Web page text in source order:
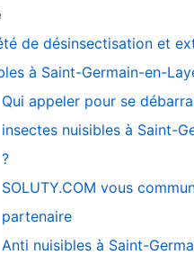
de désinsectisation et
à Saint-Germain-en-
Qui appeler pour se
insectes nuisibles à Saint-
?
SOLUTY.COM vous
partenaire
Anti nuisibles à Saint-